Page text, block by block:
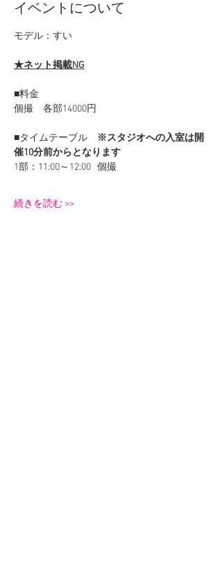
イベントについて
モデル：すい
★ネット掲載NG
■料金
個撮　各部14000円
■タイムテーブル
※スタジオへの入室は開
催10分前からとなります
1部：11:00～12:00   個撮
続きを読む >>